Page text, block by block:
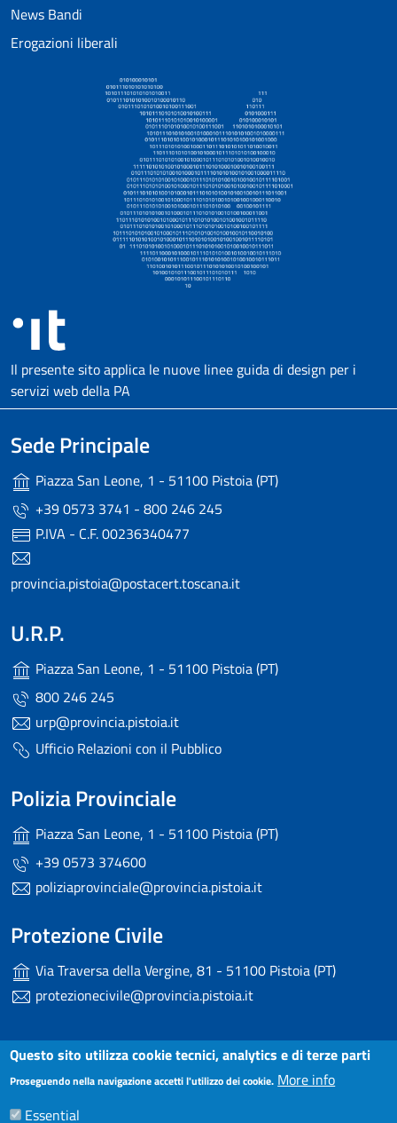
News Bandi
Erogazioni liberali
Il presente sito applica le nuove linee guida di design per i
servizi web della PA
Sede Principale
Piazza San Leone, 1 - 51100 Pistoia (PT)
+39 0573 3741 - 800 246 245
P.IVA - C.F. 00236340477
provincia.pistoia@postacert.toscana.it
U.R.P.
Piazza San Leone, 1 - 51100 Pistoia (PT)
800 246 245
urp@provincia.pistoia.it
Ufficio Relazioni con il Pubblico
Polizia Provinciale
Piazza San Leone, 1 - 51100 Pistoia (PT)
+39 0573 374600
poliziaprovinciale@provincia.pistoia.it
Protezione Civile
Via Traversa della Vergine, 81 - 51100 Pistoia (PT)
protezionecivile@provincia.pistoia.it
Small prints
Useful links section
Dichiarazione di accessibilità
Note Legali
Questo sito utilizza cookie tecnici, analytics e di terze parti
Proseguendo nella navigazione accetti l'utilizzo dei cookie. More info
Essential